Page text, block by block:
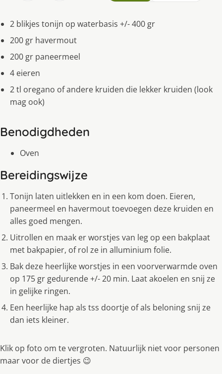
2 blikjes tonijn op waterbasis +/- 400 gr
200 gr havermout
200 gr paneermeel
4 eieren
2 tl oregano of andere kruiden die lekker kruiden (look
mag ook)
Benodigdheden
Oven
Bereidingswijze
Tonijn laten uitlekken en in een kom doen. Eieren,
paneermeel en havermout toevoegen deze kruiden en
alles goed mengen.
Uitrollen en maak er worstjes van leg op een bakplaat
met bakpapier, of rol ze in alluminium folie.
Bak deze heerlijke worstjes in een voorverwarmde oven
op 175 gr gedurende +/- 20 min. Laat akoelen en snij ze
in gelijke ringen.
Een heerlijke hap als tss doortje of als beloning snij ze
dan iets kleiner.
Klik op foto om te vergroten. Natuurlijk niet voor personen
maar voor de diertjes 😉